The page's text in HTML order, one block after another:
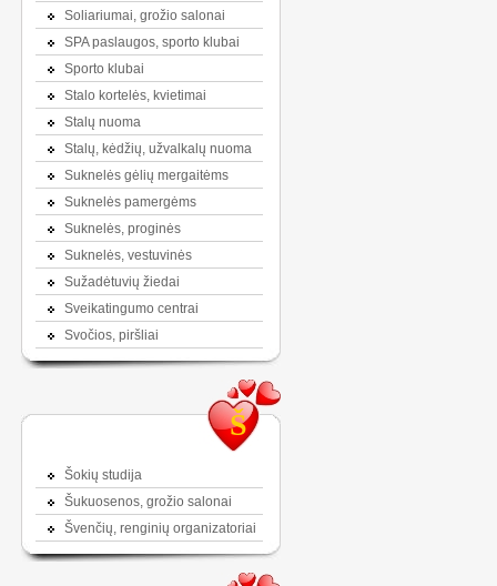
Soliariumai, grožio salonai
SPA paslaugos, sporto klubai
Sporto klubai
Stalo kortelės, kvietimai
Stalų nuoma
Stalų, kėdžių, užvalkalų nuoma
Suknelės gėlių mergaitėms
Suknelės pamergėms
Suknelės, proginės
Suknelės, vestuvinės
Sužadėtuvių žiedai
Sveikatingumo centrai
Svočios, piršliai
Š
Šokių studija
Šukuosenos, grožio salonai
Švenčių, renginių organizatoriai